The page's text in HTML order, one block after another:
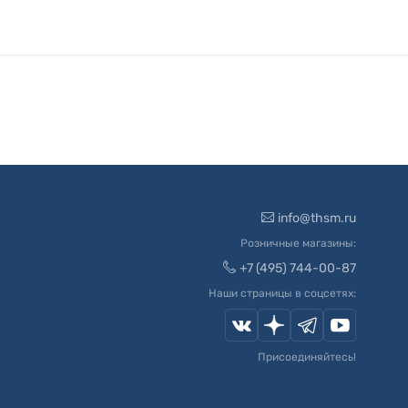
info@thsm.ru
Розничные магазины:
+7 (495) 744-00-87
Наши страницы в соцсетях:
Присоединяйтесь!